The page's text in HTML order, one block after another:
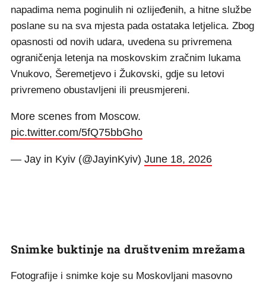
napadima nema poginulih ni ozlijeđenih, a hitne službe
poslane su na sva mjesta pada ostataka letjelica. Zbog
opasnosti od novih udara, uvedena su privremena
ograničenja letenja na moskovskim zračnim lukama
Vnukovo, Šeremetjevo i Žukovski, gdje su letovi
privremeno obustavljeni ili preusmjereni.
More scenes from Moscow.
pic.twitter.com/5fQ75bbGho
— Jay in Kyiv (@JayinKyiv) June 18, 2026
Snimke buktinje na društvenim mrežama
Fotografije i snimke koje su Moskovljani masovno